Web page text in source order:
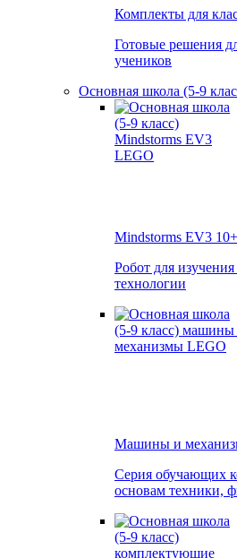
Комплекты для
Готовые решения
учеников
Основная школа (5-9
Mindstorms EV3 10+
Робот для
технологии
Машины и
Серия обучающих
основам техники,